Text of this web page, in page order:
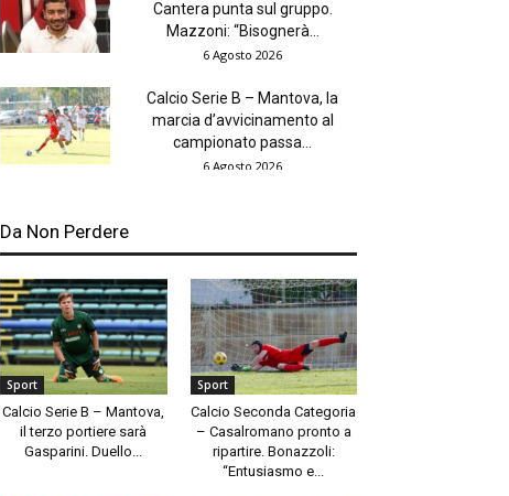
Cantera punta sul gruppo.
Mazzoni: “Bisognerà...
6 Agosto 2026
Calcio Serie B – Mantova, la
marcia d’avvicinamento al
campionato passa...
6 Agosto 2026
Da Non Perdere
Sport
Calcio Serie B – Mantova,
il terzo portiere sarà
Gasparini. Duello...
Sport
Calcio Seconda Categoria
– Casalromano pronto a
ripartire. Bonazzoli:
“Entusiasmo e...